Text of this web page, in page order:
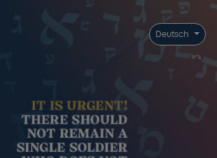
Deutsch